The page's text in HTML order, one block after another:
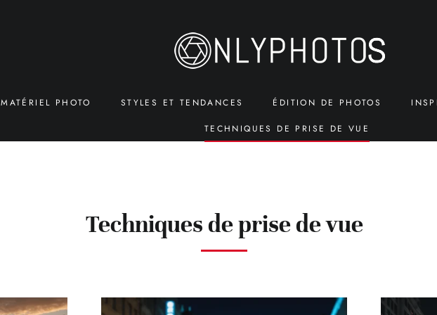
MATÉRIEL PHOTO STYLES ET TENDANCES ÉDITION DE PHOTOS
TECHNIQUES DE PRISE DE VUE
Techniques de prise de vue